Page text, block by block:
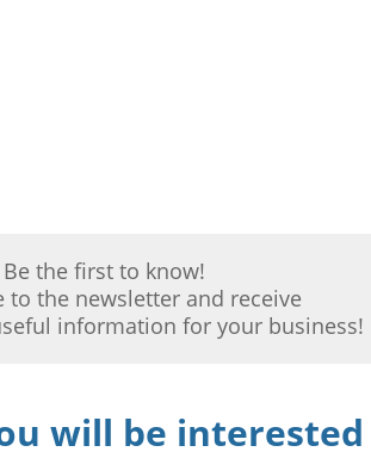
Be the first to know!
to the newsletter and receive
information for your business!
will be interested